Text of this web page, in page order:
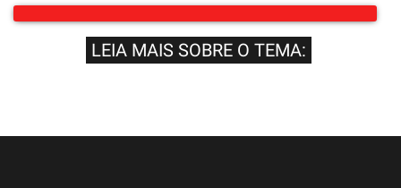
LEIA MAIS SOBRE O TEMA: